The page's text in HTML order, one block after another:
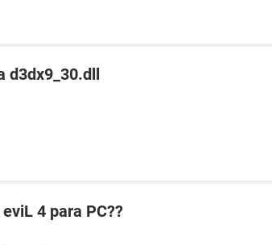
d3dx9_30.dll
4 para PC??